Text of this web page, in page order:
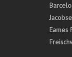
Eames